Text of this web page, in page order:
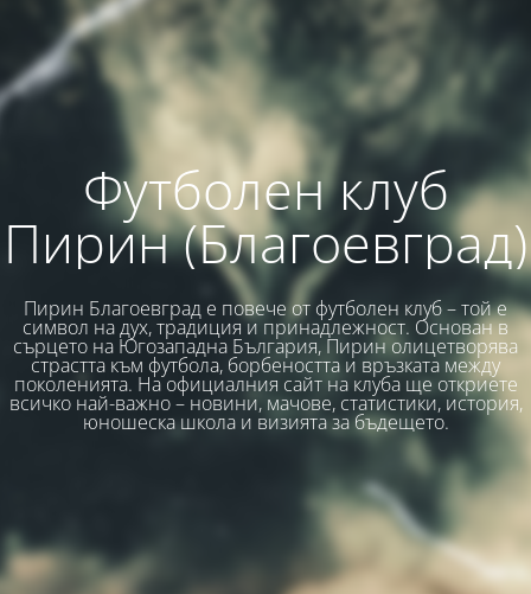
Футболен клуб
Пирин (Благоевград)
Пирин Благоевград е повече от футболен клуб – той е
символ на дух, традиция и принадлежност. Основан в
сърцето на Югозападна България, Пирин олицетворява
страстта към футбола, борбеността и връзката между
поколенията. На официалния сайт на клуба ще откриете
всичко най-важно – новини, мачове, статистики, история,
юношеска школа и визията за бъдещето.